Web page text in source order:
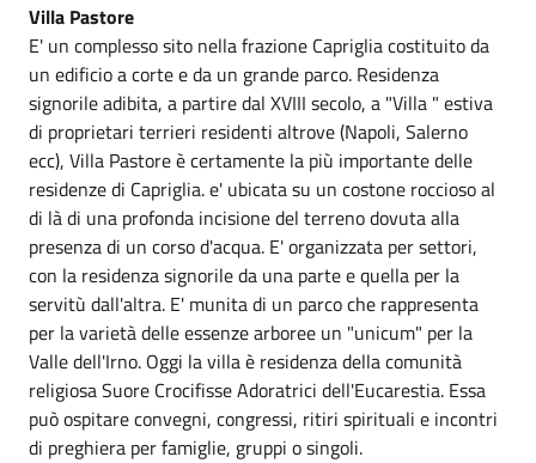
Villa Pastore
E' un complesso sito nella frazione Capriglia costituito da
un edificio a corte e da un grande parco. Residenza
signorile adibita, a partire dal XVIII secolo, a "Villa " estiva
di proprietari terrieri residenti altrove (Napoli, Salerno
ecc), Villa Pastore è certamente la più importante delle
residenze di Capriglia. e' ubicata su un costone roccioso al
di là di una profonda incisione del terreno dovuta alla
presenza di un corso d'acqua. E' organizzata per settori,
con la residenza signorile da una parte e quella per la
servitù dall'altra. E' munita di un parco che rappresenta
per la varietà delle essenze arboree un "unicum" per la
Valle dell'Irno. Oggi la villa è residenza della comunità
religiosa Suore Crocifisse Adoratrici dell'Eucarestia. Essa
può ospitare convegni, congressi, ritiri spirituali e incontri
di preghiera per famiglie, gruppi o singoli.